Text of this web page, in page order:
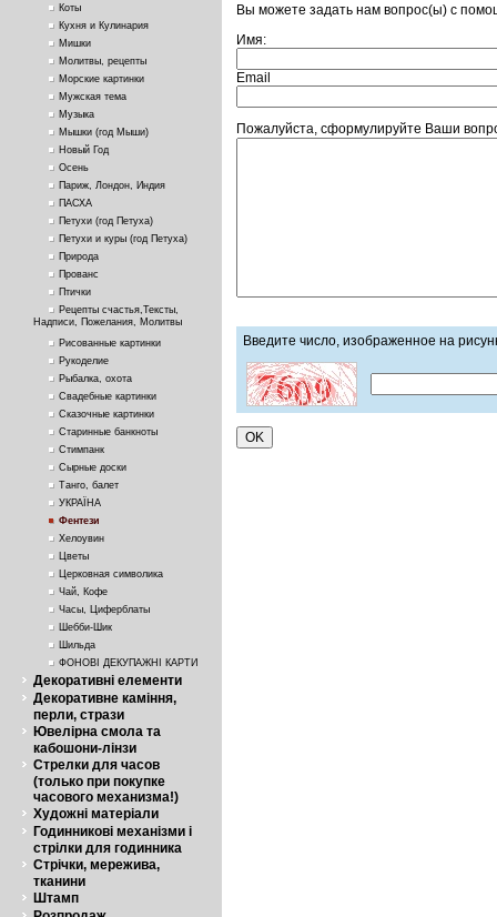
Коты
Кухня и Кулинария
Мишки
Молитвы, рецепты
Морские картинки
Мужская тема
Музыка
Мышки (год Мыши)
Новый Год
Осень
Париж, Лондон, Индия
ПАСХА
Петухи (год Петуха)
Петухи и куры (год Петуха)
Природа
Прованс
Птички
Рецепты счастья,Тексты,
Надписи, Пожелания, Молитвы
Рисованные картинки
Рукоделие
Рыбалка, охота
Свадебные картинки
Сказочные картинки
Старинные банкноты
Стимпанк
Сырные доски
Танго, балет
УКРАЇНА
Фентези
Хелоувин
Цветы
Церковная символика
Чай, Кофе
Часы, Циферблаты
Шебби-Шик
Шильда
ФОНОВІ ДЕКУПАЖНІ КАРТИ
Декоративні елементи
Декоративне каміння,
перли, стрази
Ювелірна смола та
кабошони-лінзи
Стрелки для часов
(только при покупке
часового механизма!)
Художні матеріали
Годинникові механізми і
стрілки для годинника
Стрічки, мережива,
тканини
Штамп
Вы можете задать нам вопрос(ы) с
Имя:
Email
Пожалуйста, сформулируйте Ваши
Введите число, изображенное на